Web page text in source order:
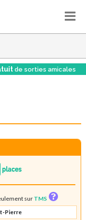
de sorties amicales
sur TMS
Pierre